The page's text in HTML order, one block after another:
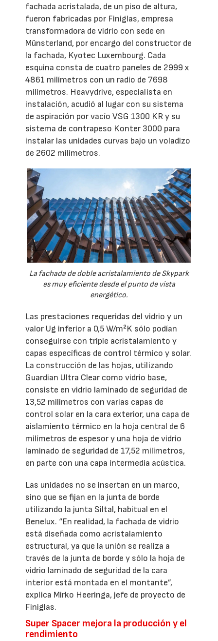
fachada acristalada, de un piso de altura,
fueron fabricadas por Finiglas, empresa
transformadora de vidrio con sede en
Münsterland, por encargo del constructor de
la fachada, Kyotec Luxembourg. Cada
esquina consta de cuatro paneles de 2999 x
4861 milímetros con un radio de 7698
milímetros. Heavydrive, especialista en
instalación, acudió al lugar con su sistema
de aspiración por vacío VSG 1300 KR y su
sistema de contrapeso Konter 3000 para
instalar las unidades curvas bajo un voladizo
de 2602 milímetros.
La fachada de doble acristalamiento de Skypark
es muy eficiente desde el punto de vista
energético.
Las prestaciones requeridas del vidrio y un
valor Ug inferior a 0,5 W/m²K sólo podían
conseguirse con triple acristalamiento y
capas específicas de control térmico y solar.
La construcción de las hojas, utilizando
Guardian Ultra Clear como vidrio base,
consiste en vidrio laminado de seguridad de
13,52 milímetros con varias capas de
control solar en la cara exterior, una capa de
aislamiento térmico en la hoja central de 6
milímetros de espesor y una hoja de vidrio
laminado de seguridad de 17,52 milímetros,
en parte con una capa intermedia acústica.
Las unidades no se insertan en un marco,
sino que se fijan en la junta de borde
utilizando la junta Siltal, habitual en el
Benelux. “En realidad, la fachada de vidrio
está diseñada como acristalamiento
estructural, ya que la unión se realiza a
través de la junta de borde y sólo la hoja de
vidrio laminado de seguridad de la cara
interior está montada en el montante”,
explica Mirko Heeringa, jefe de proyecto de
Finiglas.
Super Spacer mejora la producción y el
rendimiento